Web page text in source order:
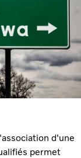
d'une
permet